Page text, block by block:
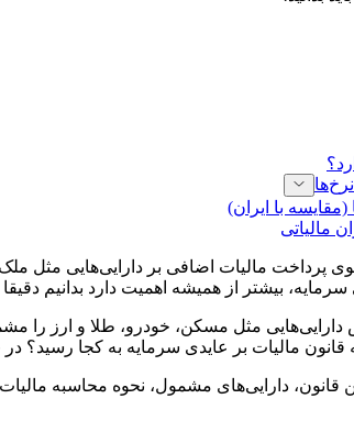
با ایران)
مالیاتی
پرداخت مالیات اضافی بر دارایی‌هایی مثل
بیشتر از همیشه اهمیت دارد بدانیم
مثل مسکن، خودرو، طلا و ارز را
قانون مالیات بر عایدی سرمایه به کجا
قانون، دارایی‌های مشمول، نحوه محاسبه